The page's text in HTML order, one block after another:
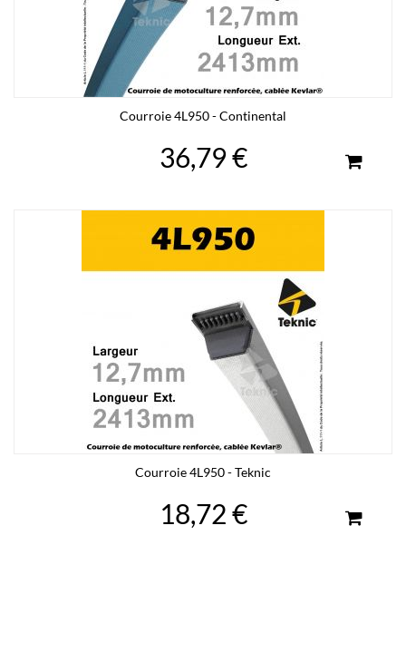
Courroie 4L950 - Continental
36,79 €
Courroie 4L950 - Teknic
18,72 €